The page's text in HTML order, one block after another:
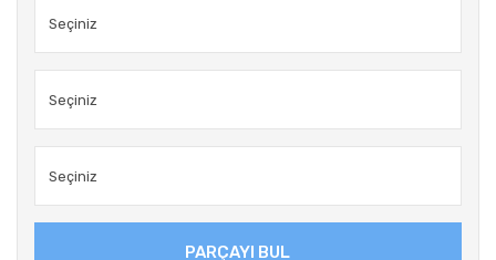
PARÇAYI BUL